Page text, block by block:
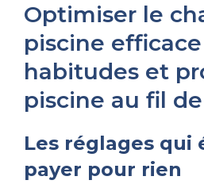
Optimiser le
piscine
habitudes et
piscine au fil
Les réglages qui
payer pour rien